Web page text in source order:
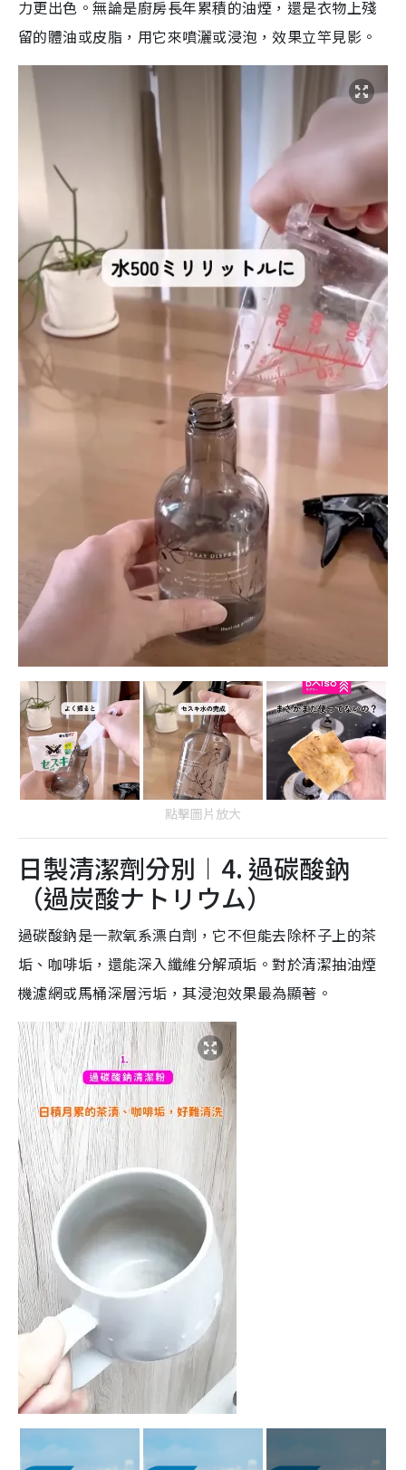
力更出色。無論是廚房長年累積的油煙，還是衣物上殘
留的體油或皮脂，用它來噴灑或浸泡，效果立竿見影。
點擊圖片放大
日製清潔劑分別︱4. 過碳酸鈉
（過炭酸ナトリウム）
過碳酸鈉是一款氧系漂白劑，它不但能去除杯子上的茶
垢、咖啡垢，還能深入纖維分解頑垢。對於清潔抽油煙
機濾網或馬桶深層污垢，其浸泡效果最為顯著。